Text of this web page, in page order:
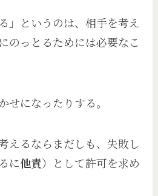
」というのは、相手を考え
のっとるためには必要なこ
せになったりする。
えるならまだしも、失敗し
に他責）として許可を求め